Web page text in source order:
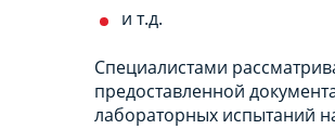
и т.д.
Специалистами
предоставленной
лабораторных испытаний